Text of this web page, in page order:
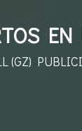
(GZ)